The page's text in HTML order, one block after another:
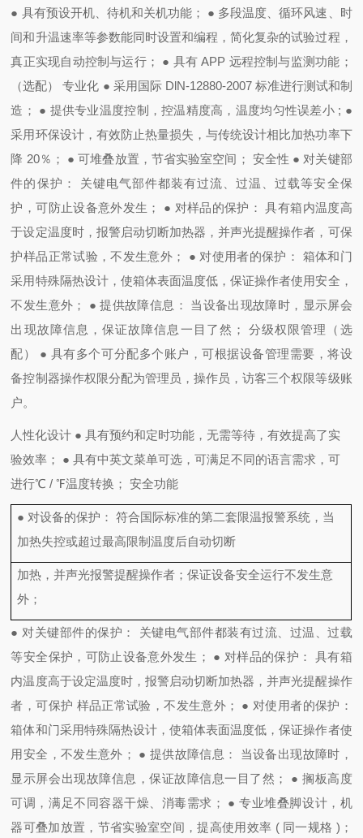
● 具有预设开机、待机和关机功能； ● 多段温度、循环风速、时
间和升温速率等参数能同时设置和编程，简化复杂的试验过程，
真正实现自动控制与运行；
● 具有 APP 远程控制与监测功能；
（选配）
专业化 ● 采用国际DlN-12880-2007 标准进行测试和制
造；
● 提供专业温度控制，控温精度高，温度均匀性误差小 ; ●
采用环保设计，有效防止热量损失，与传统设计相比加热功率下
降 20％； ●可堆叠放置，节省实验室空间； 安全性 ● 对关键部
件的保护：
关键电气部件都装有过流、过温、过载等安全保
护，可防止设备意外发生；
● 对样品的保护：
具有箱内温度高
于设定温度时，报警启动切断加热器，并声光提醒操作者，可保
护样品正常试验，不发生意外；
● 对使用者的保护：
箱体和门
采用特殊隔热设计，使箱体表面温度低，保证操作者使用安全，
不发生意外；
●提供故障信息：
当设备出现故障时，显示屏会
出现故障信息，保证故障信息一目了然；
分级权限管理（选
配）
● 具有多个可分配多个账户，可根据设备管理需要，将设
备控制器操作权限分配为管理员，操作员，访客三个权限等级账
户。
人性化设计 ●具有预约和定时功能，无需等待，有效提高了实
验效率；
●具有中英文菜单可选，可满足不同的语言需求，可
进行℃ / ℉温度转换； 安全功能
● 对设备的保护：
符合国际标准的第二套限温报警系统，当
加热失控或超过最高限制温度后自动切断
加热，并声光报警提醒操作者；保证设备安全运行不发生意
外；
● 对关键部件的保护：
关键电气部件都装有过流、过温、过载
等安全保护，可防止设备意外发生；
● 对样品的保护：
具有箱
内温度高于设定温度时，报警启动切断加热器，并声光提醒操作
者，可保护 样品正常试验，不发生意外； ● 对使用者的保护：
箱体和门采用特殊隔热设计，使箱体表面温度低，保证操作者使
用安全，不发生意外；
● 提供故障信息：
当设备出现故障时，
显示屏会出现故障信息，保证故障信息一目了然；
● 搁板高度
可调，满足不同容器干燥、消毒需求；
●专业堆叠脚设计，机
器可叠加放置，节省实验室空间，提高使用效率 ( 同一规格 ) ；